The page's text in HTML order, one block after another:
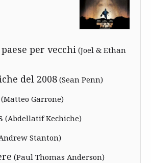
per vecchi (Joel & Ethan
del 2008 (Sean Penn)
(Matteo Garrone)
(Abdellatif Kechiche)
Stanton)
(Paul Thomas Anderson)